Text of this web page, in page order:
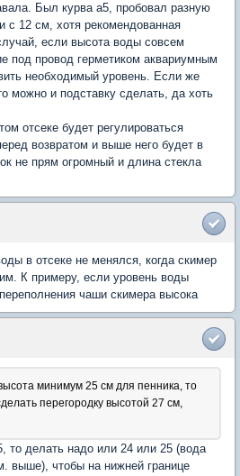
Был курва а5, пробовал разную
с 12 см, хотя рекомендованная
если высота воды совсем
под провод герметиком аквариумным
необходимый уровень. Если же
можно и подставку сделать, да хоть
отсеке будет регулироваться
возвратом и выше него будет в
не прям огромный и длина стекла
в отсеке не менялся, когда скимер
К примеру, если уровень воды
чаши скимера высока
минимум 25 см для пенника, то
перегородку высотой 27 см,
то делать надо или 24 или 25 (вода
выше), чтобы на нижней границе